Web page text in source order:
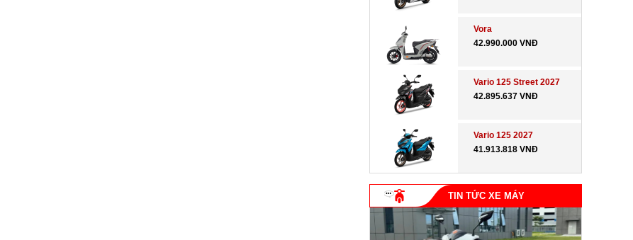
Vora
42.990.000 VNĐ
Vario 125 Street 2027
42.895.637 VNĐ
Vario 125 2027
41.913.818 VNĐ
TIN TỨC XE MÁY